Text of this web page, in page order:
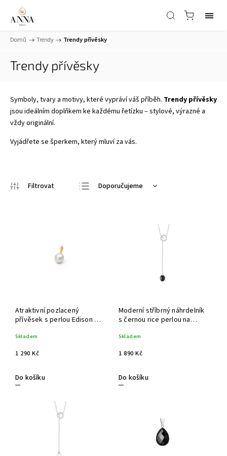
Domů / Trendy / Trendy přívěsky
Trendy přívěsky
Symboly, tvary a motivy, které vypráví váš příběh. Trendy přívěsky
jsou ideálním doplňkem ke každému řetízku – stylové, výrazné a
vždy originální.
Vyjádřete se šperkem, který mluví za vás.
Doporučujeme
Atraktivní pozlacený
přívěsek s perlou Edison a
Skladem
1 290 Kč
Do košíku
Moderní stříbrný náhrdelník
s černou rice perlou na
kruhovým závěsem se
Skladem
1 890 Kč
Do košíku